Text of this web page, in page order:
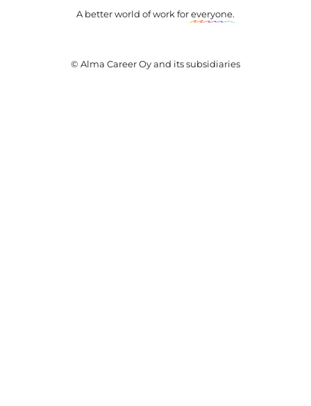
A better world of work foreveryone.
© Alma Career Oy and its subsidiaries